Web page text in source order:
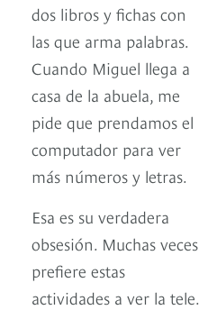
dos libros y fichas con
las que arma palabras.
Cuando Miguel llega a
casa de la abuela, me
pide que prendamos el
computador para ver
más números y letras.
Esa es su verdadera
obsesión. Muchas veces
prefiere estas
actividades a ver la tele.